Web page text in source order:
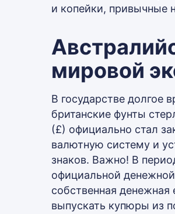
и копейки, привычные
мировой
В государстве долгое
британские фунты
(£) официально стал
валютную систему и
знаков. Важно! В
официальной
собственная
выпускать купюры из